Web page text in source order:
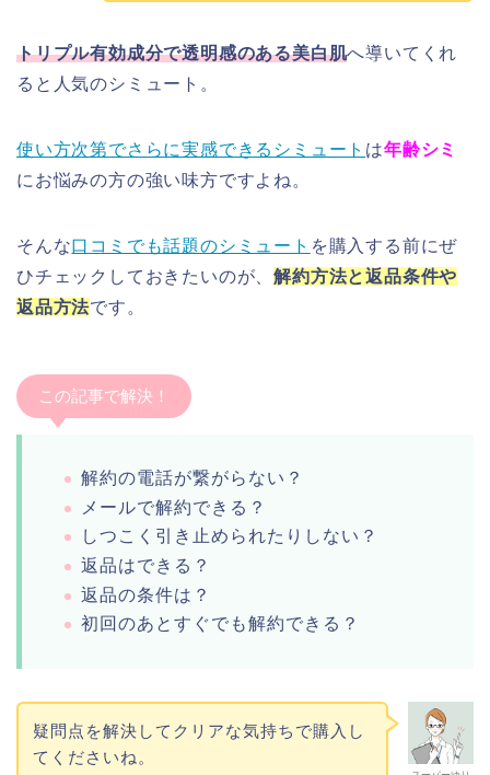
トリプル有効成分で透明感のある美白肌へ導いてくれ
ると人気のシミュート。
使い方次第でさらに実感できるシミュート は年齢シミ
にお悩みの方の強い味方ですよね。
そんな口コミでも話題のシミュート を購入する前にぜ
ひチェックしておきたいのが、解約方法と返品条件や
返品方法です。
この記事で解決！
解約の電話が繋がらない？
メールで解約できる？
しつこく引き止められたりしない？
返品はできる？
返品の条件は？
初回のあとすぐでも解約できる？
疑問点を解決してクリアな気持ちで購入し
てくださいね。